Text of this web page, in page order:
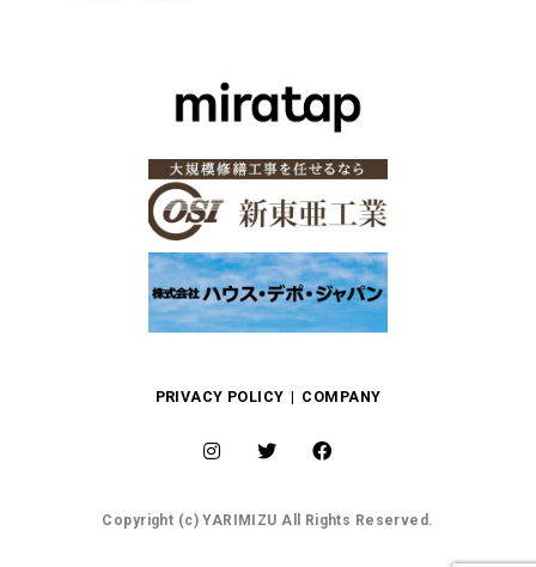
PRIVACY POLICY COMPANY
Copyright (c) YARIMIZU All Rights Reserved.